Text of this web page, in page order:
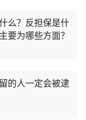
么？反担保是什
要为哪些方面？
的人一定会被逮